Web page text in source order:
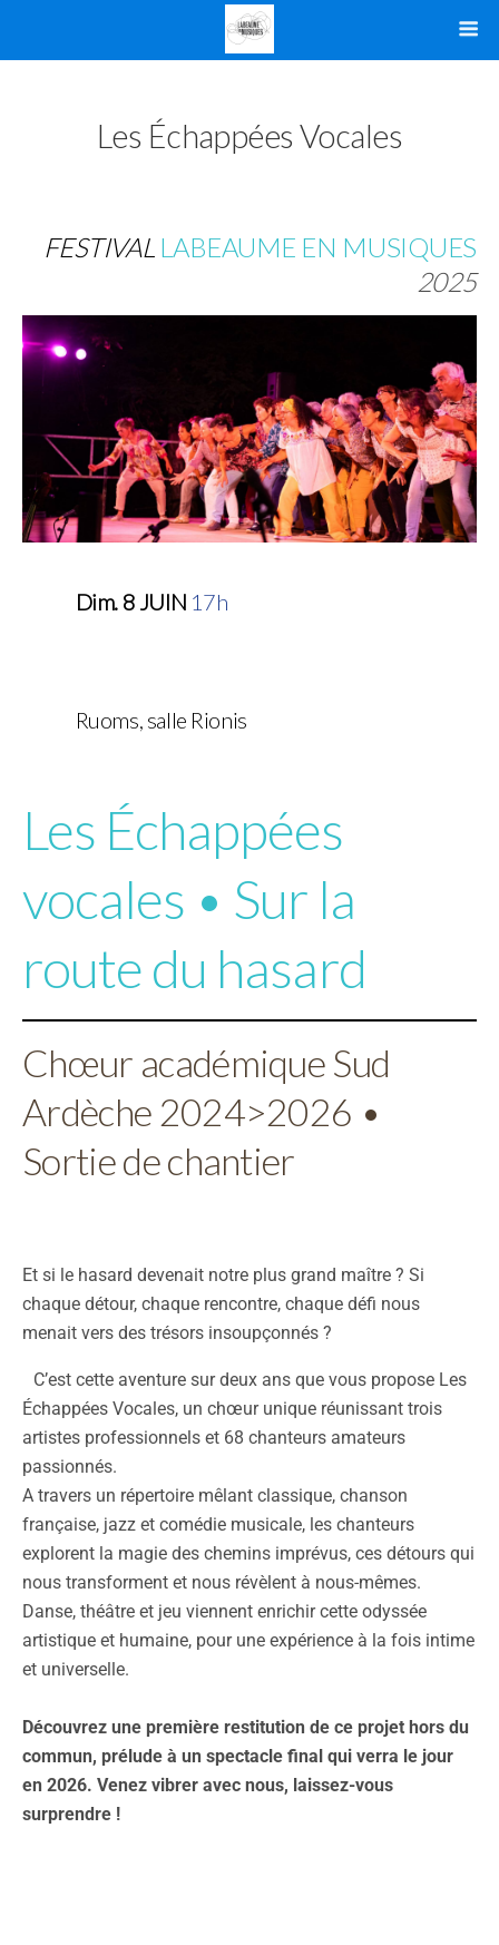
Les Échappées Vocales
FESTIVAL LABEAUME EN MUSIQUES
2025
Dim. 8 JUIN 17h
Ruoms, salle Rionis
Les Échappées
vocales • Sur la
route du hasard
Chœur académique Sud
Ardèche 2024>2026 •
Sortie de chantier
Et si le hasard devenait notre plus grand maître ? Si
chaque détour, chaque rencontre, chaque défi nous
menait vers des trésors insoupçonnés ?
C’est cette aventure sur deux ans que vous propose Les
Échappées Vocales, un chœur unique réunissant trois
artistes professionnels et 68 chanteurs amateurs
passionnés.
A travers un répertoire mêlant classique, chanson
française, jazz et comédie musicale, les chanteurs
explorent la magie des chemins imprévus, ces détours qui
nous transforment et nous révèlent à nous-mêmes.
Danse, théâtre et jeu viennent enrichir cette odyssée
artistique et humaine, pour une expérience à la fois intime
et universelle.
Découvrez une première restitution de ce projet hors du
commun, prélude à un spectacle final qui verra le jour
en 2026. Venez vibrer avec nous, laissez-vous
surprendre !